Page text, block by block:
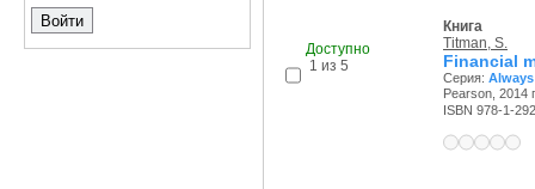
Доступно
1 из 5
Книга
Titman, S.
Financial
Серия:
Pearson, 2014
ISBN 978-1-